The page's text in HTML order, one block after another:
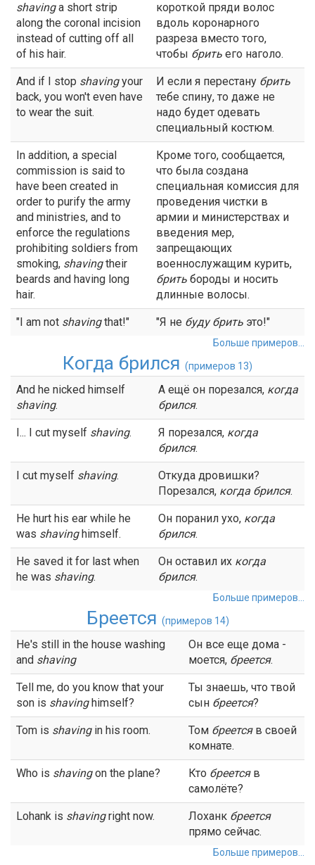
shavinga short strip
along the coronal incision
instead of cutting off all
of his hair.
короткой пряди волос
вдоль коронарного
разреза вместо того,
чтобы брить его наголо.
And if I stop shavingyour
back, you won't even have
to wear the suit.
И если я перестану брить
тебе спину, то даже не
надо будет одевать
специальный костюм.
In addition, a special
commission is said to
have been created in
order to purify the army
and ministries, and to
enforce the regulations
prohibiting soldiers from
smoking, shavingtheir
beards and having long
hair.
Кроме того, сообщается,
что была создана
специальная комиссия для
проведения чистки в
армии и министерствах и
введения мер,
запрещающих
военнослужащим курить,
брить бороды и носить
длинные волосы.
"I am not shavingthat!" "Я не будубрить это!"
Больше примеров...
Когда брился (примеров 13)
And he nicked himself
shaving.
А ещё он порезался, когда
брился.
I... I cut myself shaving. Я порезался, когда
брился.
I cut myself shaving.
Откуда дровишки?
Порезался, когда брился.
He hurt his ear while he
was shavinghimself.
Он поранил ухо, когда
брился.
He saved it for last when
he was shaving.
Он оставил их когда
брился.
Больше примеров...
Бреется (примеров 14)
He's still in the house washing
and shaving
Он все еще дома -
моется, бреется.
Tell me, do you know that your
son is shavinghimself?
Ты знаешь, что твой
сын бреется?
Tom is shavingin his room. Том бреетсяв своей
комнате.
Who is shavingon the plane? Кто бреетсяв
самолёте?
Lohank is shavingright now. Лоханк бреется
прямо сейчас.
Больше примеров...